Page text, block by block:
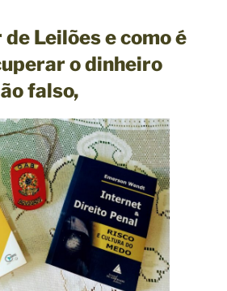
Leilões e como é
o dinheiro
falso,